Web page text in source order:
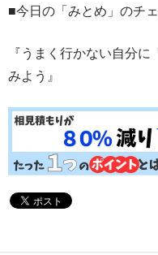
■今日の「みとめ」のチ
『うまく行かない自分
みよう』